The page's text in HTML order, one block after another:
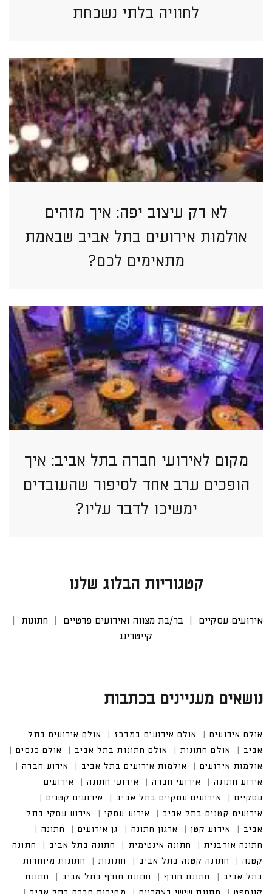
לחוויה בלתי נשכחת
לא רק עיצוב יפה: איך מזהים
אולמות אירועים בתל אביב שבאמת
מתאימים לכם?
מקום לאירועי חברה בתל אביב: איך
הופכים ערב אחד לסיפור שהעובדים
ימשיכו לדבר עליו?
קטגוריות הבלוג שלנו
אירועים עסקיים בר/בת מצווה ואירועים פרטיים
חתונות
קייטרינג
נושאים מעניינים בכתבות
אולם אירועים אולם אירועים במרכז
אולם אירועים בתל
אביב
אולם חתונות אולם חתונות בתל אביב
אולם כנסים
אולמות אירועים
אולמות אירועים בתל אביב
אירוע חברה
אירוע חתונה
אירועי חברה אירועי חתונה
אירועים
עסקיים
אירועים עסקיים בתל אביב
אירועים קטנים
אירועים קטנים בתל אביב
אירוע עסקי
אירוע עסקי בתל
אביב
אירוע קטן ארגון חתונה גן אירועים
חתונה
חתונה אורבנית
חתונה אינטימית חתונה בתל אביב
חתונה
קטנה
חתונה קטנה בתל אביב חתונות
חתונות מיוחדות
בתל אביב
חתונת חורף חתונת חורף בתל אביב
חתונת